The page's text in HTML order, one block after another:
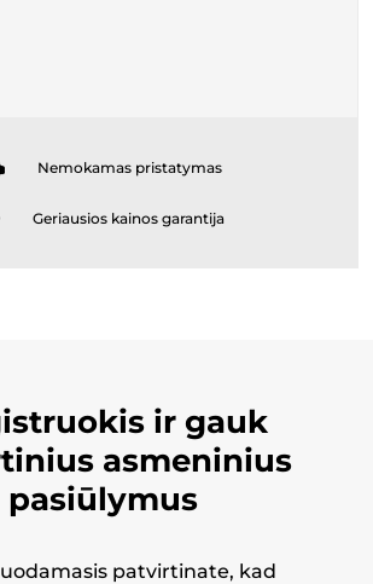
Nemokamas pristatymas
Geriausios kainos garantija
ir gauk
asmeninius
pasiūlymus
patvirtinate, kad